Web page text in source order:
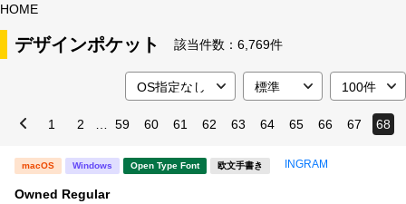
特集
キャンペーン一覧
HOME
デザインポケット 該当件数： 6,769件
1 2 59 60 61 62 63 64 65 66 67 68
macOS Windows Open Type Font 欧文手書き INGRAM
Owned Regular